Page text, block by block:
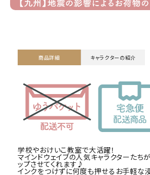
商品詳細 キャラクターの紹介
学校やおけいこ教室で大活躍！
マインドウェイブの人気キャラクターたち
ップさせてくれます♪
インクをつけずに何度も押せるお手軽な